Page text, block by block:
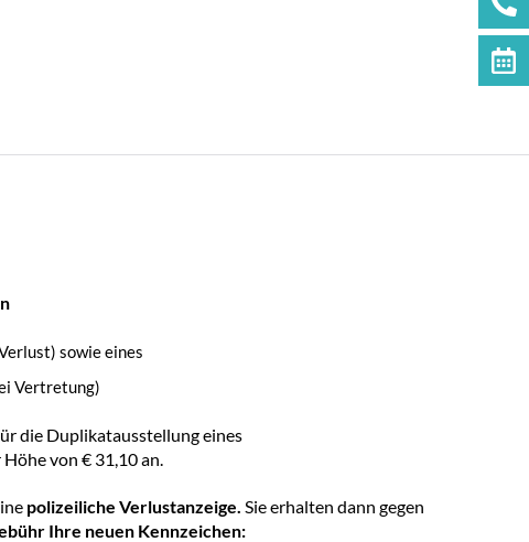
sowie eines
Vertretung)
die Duplikatausstellung eines
von € 31,10 an.
polizeiliche Verlustanzeige. Sie erhalten dann gegen
Ihre neuen Kennzeichen: